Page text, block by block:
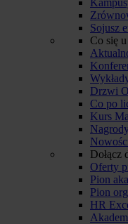
Sojusz
Co się
Drzwi
Co po
Kurs
Dołącz
Oferty
Pion
Pion
HR